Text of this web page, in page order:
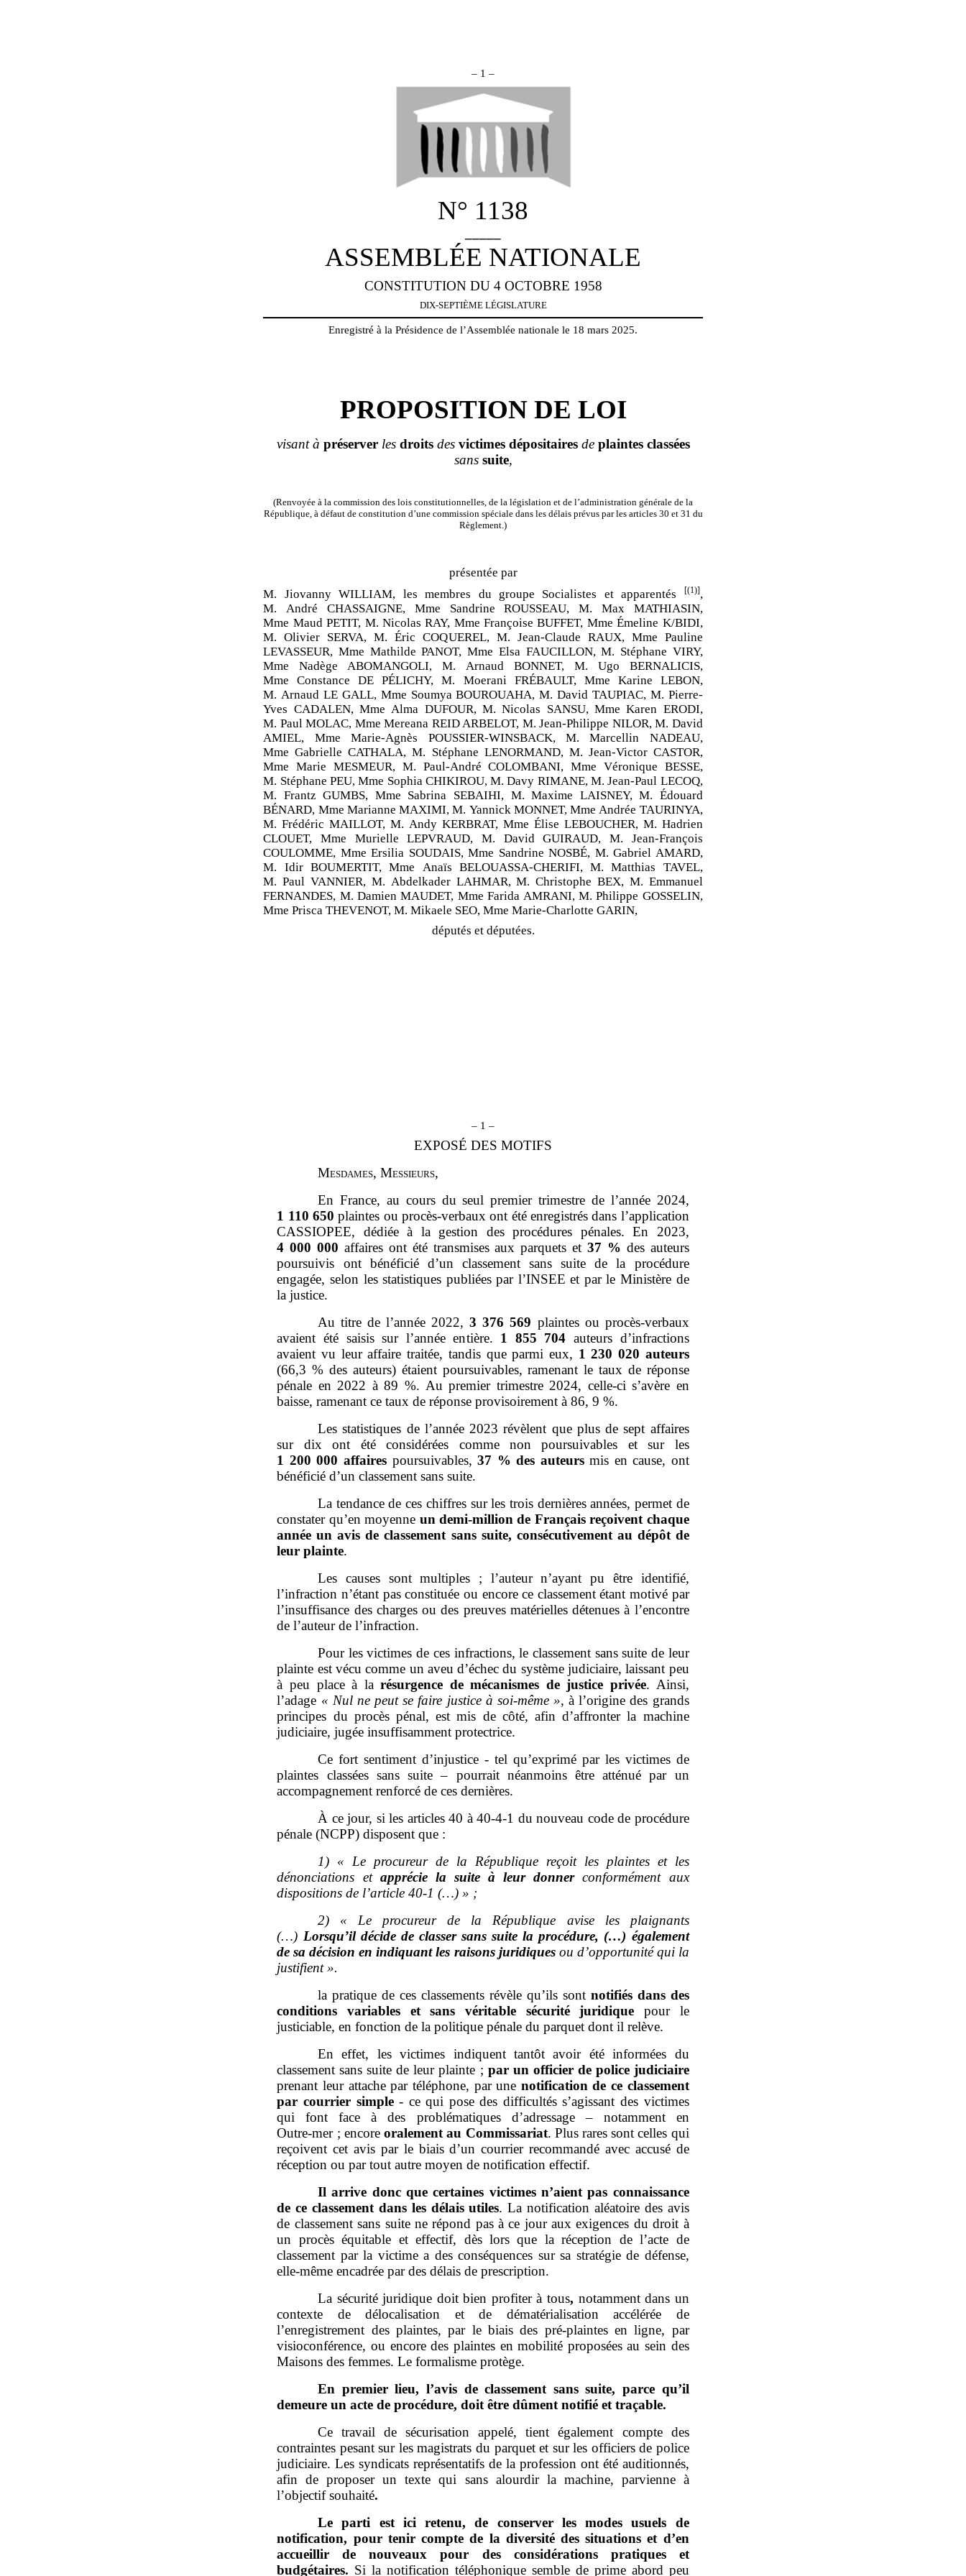
– 1 –
N° 1138
ASSEMBLÉE NATIONALE
CONSTITUTION DU 4 OCTOBRE 1958
DIX-SEPTIÈME LÉGISLATURE
Enregistré à la Présidence de l’Assemblée nationale le 18 mars 2025.
PROPOSITION DE LOI
visant à préserverles droitsdes victimes dépositairesde plaintes classées
sans suite,
(Renvoyée à la commission des lois constitutionnelles, de la législation et de l’administration générale de la
République, à défaut de constitution d’une commission spéciale dans les délais prévus par les articles 30 et 31 du
Règlement.)
présentée par
M. Jiovanny WILLIAM, les membres du groupe Socialistes et apparentés
[(1)] ,
M. André CHASSAIGNE, Mme Sandrine ROUSSEAU, M. Max MATHIASIN,
Mme Maud PETIT, M. Nicolas RAY, Mme Françoise BUFFET, Mme Émeline K/BIDI,
M. Olivier SERVA, M. Éric COQUEREL, M. Jean-Claude RAUX, Mme Pauline
LEVASSEUR, Mme Mathilde PANOT, Mme Elsa FAUCILLON, M. Stéphane VIRY,
Mme Nadège ABOMANGOLI, M. Arnaud BONNET, M. Ugo BERNALICIS,
Mme Constance DE PÉLICHY, M. Moerani FRÉBAULT, Mme Karine LEBON,
M. Arnaud LE GALL, Mme Soumya BOUROUAHA, M. David TAUPIAC, M. Pierre-
Yves CADALEN, Mme Alma DUFOUR, M. Nicolas SANSU, Mme Karen ERODI,
M. Paul MOLAC, Mme Mereana REID ARBELOT, M. Jean-Philippe NILOR, M. David
AMIEL, Mme Marie-Agnès POUSSIER-WINSBACK, M. Marcellin NADEAU,
Mme Gabrielle CATHALA, M. Stéphane LENORMAND, M. Jean-Victor CASTOR,
Mme Marie MESMEUR, M. Paul-André COLOMBANI, Mme Véronique BESSE,
M. Stéphane PEU, Mme Sophia CHIKIROU, M. Davy RIMANE, M. Jean-Paul LECOQ,
M. Frantz GUMBS, Mme Sabrina SEBAIHI, M. Maxime LAISNEY, M. Édouard
BÉNARD, Mme Marianne MAXIMI, M. Yannick MONNET, Mme Andrée TAURINYA,
M. Frédéric MAILLOT, M. Andy KERBRAT, Mme Élise LEBOUCHER, M. Hadrien
CLOUET, Mme Murielle LEPVRAUD, M. David GUIRAUD, M. Jean-François
COULOMME, Mme Ersilia SOUDAIS, Mme Sandrine NOSBÉ, M. Gabriel AMARD,
M. Idir BOUMERTIT, Mme Anaïs BELOUASSA-CHERIFI, M. Matthias TAVEL,
M. Paul VANNIER, M. Abdelkader LAHMAR, M. Christophe BEX, M. Emmanuel
FERNANDES, M. Damien MAUDET, Mme Farida AMRANI, M. Philippe GOSSELIN,
Mme Prisca THEVENOT, M. Mikaele SEO, Mme Marie-Charlotte GARIN,
députés et députées.
– 1 –
EXPOSÉ DES MOTIFS
Mesdames, Messieurs,
En France, au cours du seul premier trimestre de l’année 2024,
1 110 650 plaintes ou procès‑verbaux ont été enregistrés dans l’application
CASSIOPEE, dédiée à la gestion des procédures pénales. En 2023,
4 000 000 affaires ont été transmises aux parquets et37 % des auteurs
poursuivis ont bénéficié d’un classement sans suite de la procédure
engagée, selon les statistiques publiées par l’INSEE et par le Ministère de
la justice.
Au titre de l’année 2022,3 376 569 plaintes ou procès‑verbaux
avaient été saisis sur l’année entière. 1 855 704 auteurs d’infractions
avaient vu leur affaire traitée, tandis que parmi eux, 1 230 020 auteurs
(66,3 % des auteurs) étaient poursuivables, ramenant le taux de réponse
pénale en 2022 à 89 %. Au premier trimestre 2024, celle‑ci s’avère en
baisse, ramenant ce taux de réponse provisoirement à 86, 9 %.
Les statistiques de l’année 2023 révèlent que plus de sept affaires
sur dix ont été considérées comme non poursuivables et sur les
1 200 000 affairespoursuivables,37 % des auteursmis en cause, ont
bénéficié d’un classement sans suite.
La tendance de ces chiffres sur les trois dernières années, permet de
constater qu’en moyenne un demi‑million de Français reçoivent chaque
année un avis de classement sans suite, consécutivement au dépôt de
leur plainte.
Les causes sont multiples ; l’auteur n’ayant pu être identifié,
l’infraction n’étant pas constituée ou encore ce classement étant motivé par
l’insuffisance des charges ou des preuves matérielles détenues à l’encontre
de l’auteur de l’infraction.
Pour les victimes de ces infractions, le classement sans suite de leur
plainte est vécu comme un aveu d’échec du système judiciaire, laissant peu
à peu place à larésurgence de mécanismes de justice privée. Ainsi,
l’adage « Nul ne peut se faire justice à soi‑même », à l’origine des grands
principes du procès pénal, est mis de côté, afin d’affronter la machine
judiciaire, jugée insuffisamment protectrice.
Ce fort sentiment d’injustice ‑ tel qu’exprimé par les victimes de
plaintes classées sans suite – pourrait néanmoins être atténué par un
accompagnement renforcé de ces dernières.
À ce jour, si les articles 40 à 40‑4‑1 du nouveau code de procédure
pénale (NCPP) disposent que :
1) «
Le procureur de la République reçoit les plaintes et les
dénonciations et apprécie la suite à leur donnerconformément aux
dispositions de l’article 40‑1 (…) » ;
2)
«
Le procureur de la République avise les plaignants
(…) Lorsqu’il décide de classer sans suite la procédure, (…) également
de sa décision en indiquant les raisons juridiquesou d’opportunité qui la
justifient ».
la pratique de ces classements révèle qu’ils sont notifiés dans des
conditions variables et sans véritable sécurité juridique pour le
justiciable, en fonction de la politique pénale du parquet dont il relève.
En effet, les victimes indiquent tantôt avoir été informées du
classement sans suite de leur plainte ; par un officier de police judiciaire
prenant leur attache par téléphone, par une notification de ce classement
par courrier simple‑ ce qui pose des difficultés s’agissant des victimes
qui font face à des problématiques d’adressage – notamment en
Outre‑mer ; encoreoralement au Commissariat. Plus rares sont celles qui
reçoivent cet avis par le biais d’un courrier recommandé avec accusé de
réception ou par tout autre moyen de notification effectif.
Il arrive donc que certaines victimes n’aient pas connaissance
de ce classement dans les délais utiles. La notification aléatoire des avis
de classement sans suite ne répond pas à ce jour aux exigences du droit à
un procès équitable et effectif, dès lors que la réception de l’acte de
classement par la victime a des conséquences sur sa stratégie de défense,
elle‑même encadrée par des délais de prescription.
La sécurité juridique doit bien profiter à tous, notamment dans un
contexte de délocalisation et de dématérialisation accélérée de
l’enregistrement des plaintes, par le biais des pré‑plaintes en ligne, par
visioconférence, ou encore des plaintes en mobilité proposées au sein des
Maisons des femmes. Le formalisme protège.
En premier lieu, l’avis de classement sans suite, parce qu’il
demeure un acte de procédure, doit être dûment notifié et traçable.
Ce travail de sécurisation appelé, tient également compte des
contraintes pesant sur les magistrats du parquet et sur les officiers de police
judiciaire. Les syndicats représentatifs de la profession ont été auditionnés,
afin de proposer un texte qui sans alourdir la machine, parvienne à
l’objectif souhaité.
Le parti est ici retenu, de conserver les modes usuels de
notification, pour tenir compte de la diversité des situations et d’en
accueillir de nouveaux pour des considérations pratiques et
budgétaires. Si la notification téléphonique semble de prime abord peu